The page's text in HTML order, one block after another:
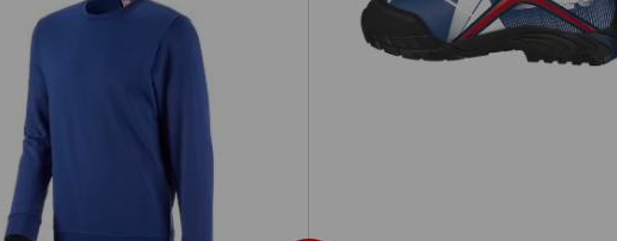
Mikina e.s.industry